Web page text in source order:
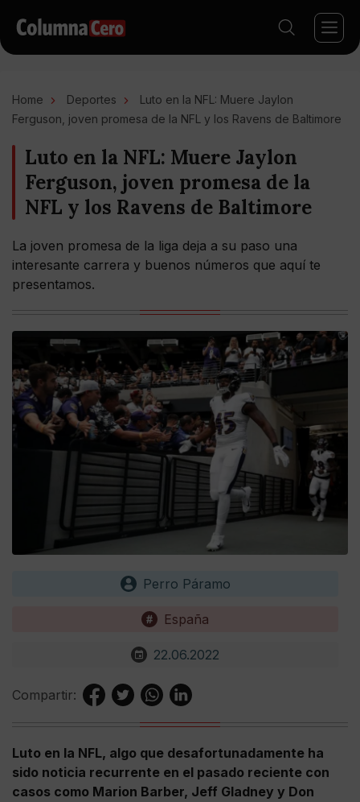
Home Deportes
Luto en la NFL: Muere Jaylon
Ferguson, joven promesa de la NFL y los Ravens de Baltimore
Luto en la NFL: Muere Jaylon
Ferguson, joven promesa de la
NFL y los Ravens de Baltimore
La joven promesa de la liga deja a su paso una
interesante carrera y buenos números que aquí te
presentamos.
Perro Páramo
España
22.06.2022
Compartir:
Luto en la NFL, algo que desafortunadamente ha
sido noticia recurrente en el pasado reciente con
casos como Marion Barber, Jeff Gladney y Don